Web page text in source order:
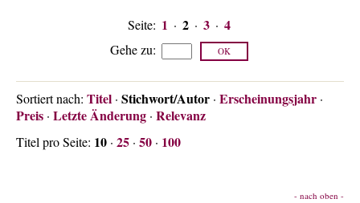
Seite: 1 · 2 · 3 · 4
Gehe zu:
Sortiert nach: Titel · Stichwort/Autor · Erscheinungsjahr ·
Preis · Letzte Änderung · Relevanz
Titel pro Seite: 10 · 25 · 50 · 100
- nach oben -